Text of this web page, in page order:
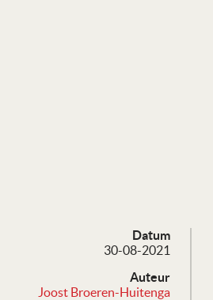
Datum
30-08-2021
Auteur
Joost Broeren-Huitenga